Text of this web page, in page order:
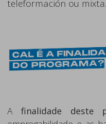
teleformación ou mixta.
A finalidade deste